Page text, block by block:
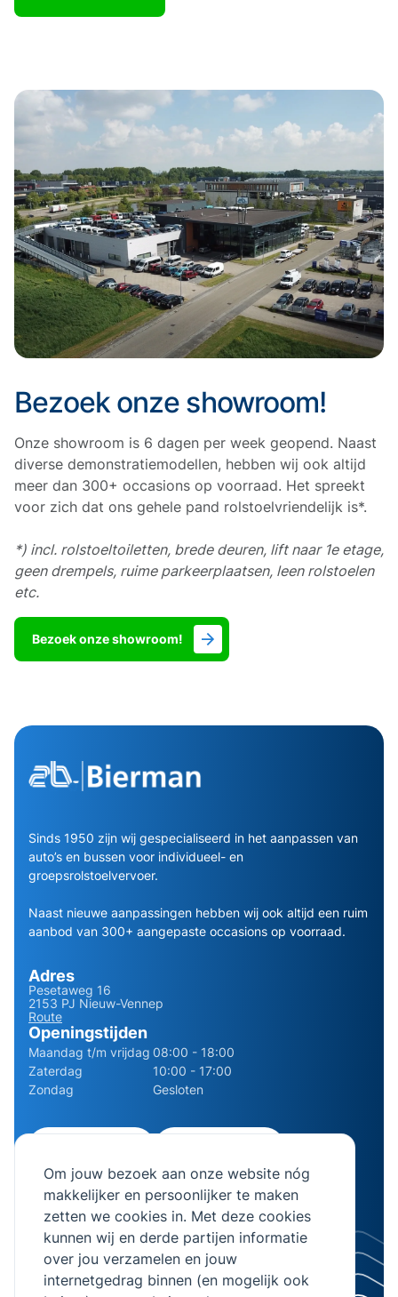
Om jouw bezoek aan onze website nóg
makkelijker en persoonlijker te maken
zetten we cookies in. Met deze cookies
kunnen wij en derde partijen informatie
over jou verzamelen en jouw
internetgedrag binnen (en mogelijk ook
Bezoek onze showroom!
Onze showroom is 6 dagen per week geopend. Naast
diverse demonstratiemodellen, hebben wij ook altijd
meer dan 300+ occasions op voorraad. Het spreekt
voor zich dat ons gehele pand rolstoelvriendelijk is*.
*) incl. rolstoeltoiletten, brede deuren, lift naar 1e etage,
geen drempels, ruime parkeerplaatsen, leen rolstoelen
etc.
Bezoek onze showroom!
Sinds 1950 zijn wij gespecialiseerd in het aanpassen van
auto’s en bussen voor individueel- en
groepsrolstoelvervoer.
Naast nieuwe aanpassingen hebben wij ook altijd een ruim
aanbod van 300+ aangepaste occasions op voorraad.
Adres
Pesetaweg 16
2153 PJ Nieuw-Vennep
Route
Openingstijden
Maandag t/m vrijdag 08:00 - 18:00
Zaterdag
10:00 - 17:00
Zondag
Gesloten
info@bierman.eu